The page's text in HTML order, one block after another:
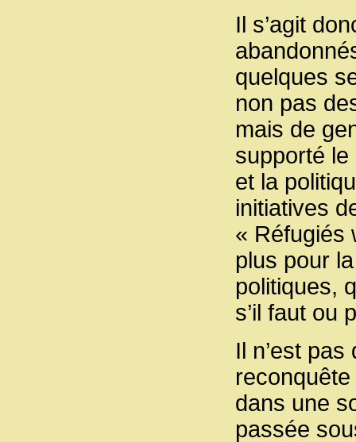
Il s’agit
quelques
non pas
mais de
supporté le
et la
initiatives
« Réfugiés
plus pour
politiques,
s’il faut ou
Il n’est
dans une
passée